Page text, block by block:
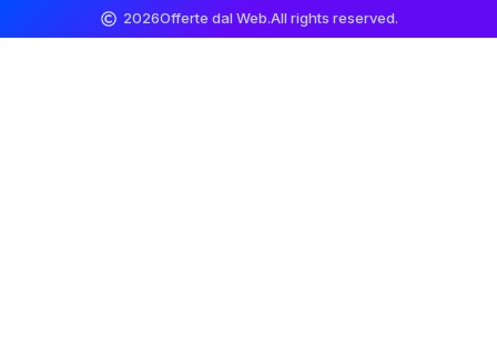
2026Offerte dal Web.All rights reserved.